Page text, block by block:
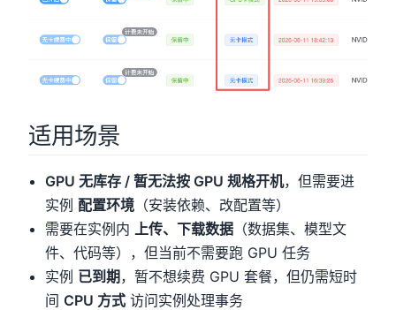
适用场景
GPU 无库存 / 暂无法按 GPU 规格开机，但需要进
实例 配置环境 （安装依赖、改配置等）
需要在实例内
上传、下载数据 （数据集、模型文
件、代码等），但当前不需要跑 GPU 任务
实例 已到期，暂不想续费 GPU 套餐，但仍需短时
间 CPU 方式 访问实例处理事务